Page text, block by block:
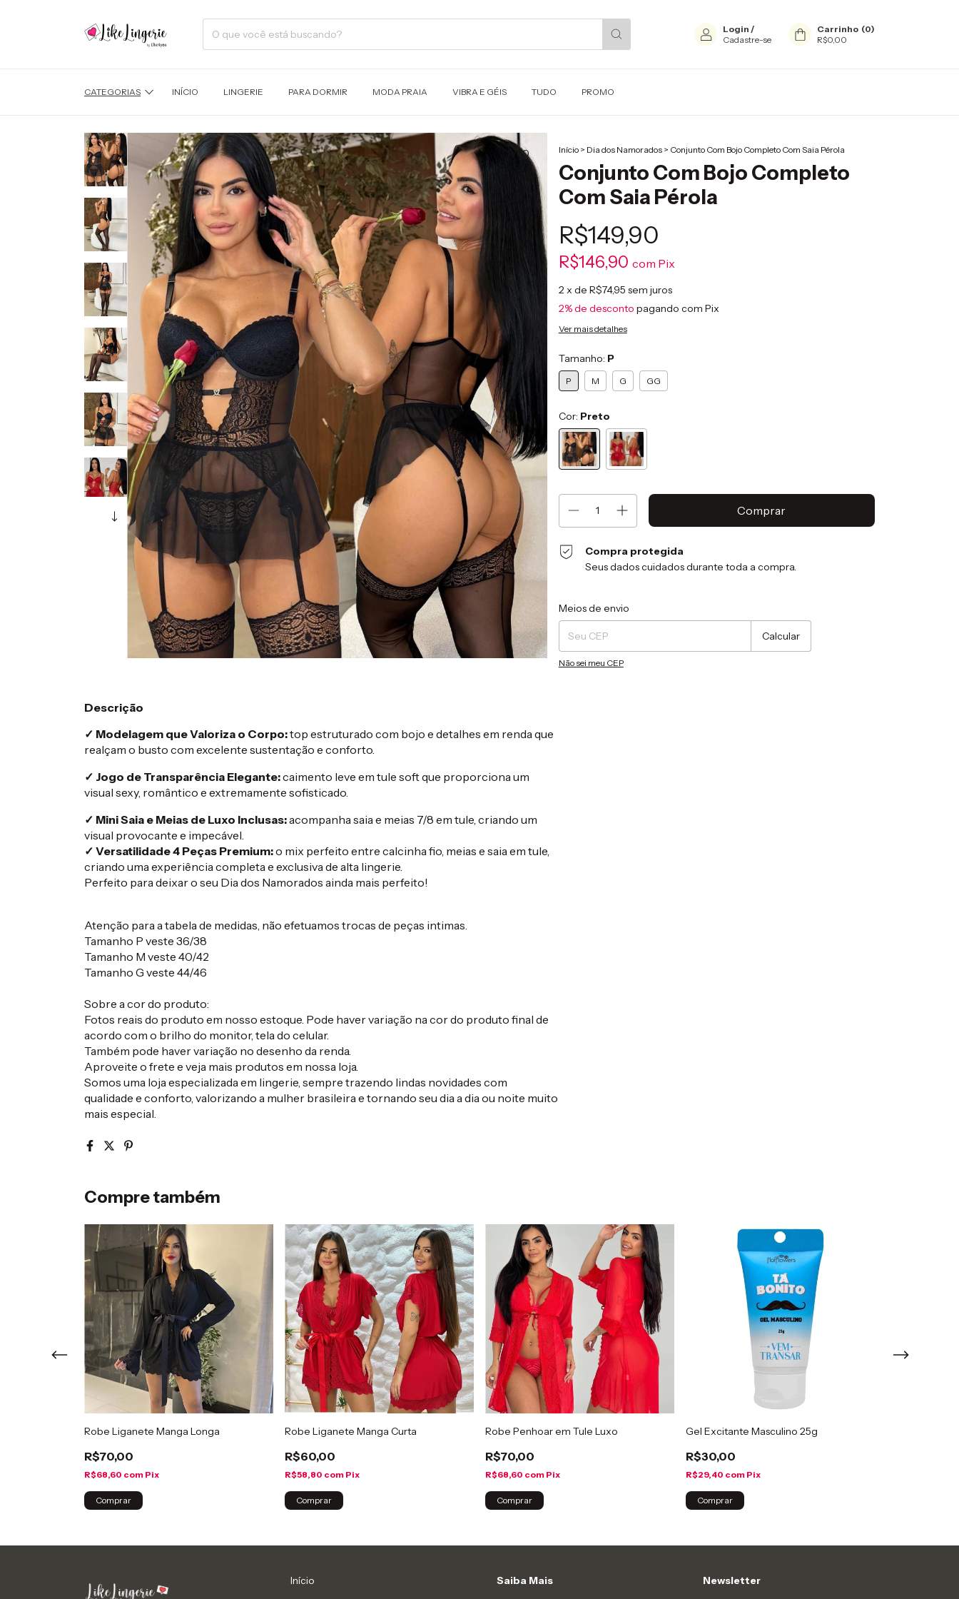
Login /
Cadastre-se
Carrinho (0)
R$0,00
CATEGORIAS INÍCIO LINGERIE PARA DORMIR MODA PRAIA VIBRA E GÉIS TUDO PROMO
/ 10 Início > Dia dos Namorados > Conjunto Com Bojo Completo Com Saia Pérola
Conjunto Com Bojo Completo
Com Saia Pérola
R$149,90
R$146,90 com Pix
2x de R$74,95 sem juros
2% de desconto pagando com Pix
Ver mais detalhes
Tamanho: P
P M G GG
Cor: Preto
Compra protegida
Seus dados cuidados durante toda a compra.
Entregas para o CEP:
Meios de envio
Calcular
Não sei meu CEP
Descrição
✓ Modelagem que Valoriza o Corpo:top estruturado com bojo e detalhes em renda que
realçam o busto com excelente sustentação e conforto.
✓ Jogo de Transparência Elegante:caimento leve em tule soft que proporciona um
visual sexy, romântico e extremamente sofisticado.
✓ Mini Saia e Meias de Luxo Inclusas:acompanha saia e meias 7/8 em tule, criando um
visual provocante e impecável.
✓ Versatilidade 4 Peças Premium:o mix perfeito entre calcinha fio, meias e saia em tule,
criando uma experiência completa e exclusiva de alta lingerie.
Perfeito para deixar o seu Dia dos Namorados ainda mais perfeito!
Atenção para a tabela de medidas, não efetuamos trocas de peças intimas.
Tamanho P veste 36/38
Tamanho M veste 40/42
Tamanho G veste 44/46
Sobre a cor do produto:
Fotos reais do produto em nosso estoque. Pode haver variação na cor do produto final de
acordo com o brilho do monitor, tela do celular.
Também pode haver variação no desenho da renda.
Aproveite o frete e veja mais produtos em nossa loja.
Somos uma loja especializada em lingerie, sempre trazendo lindas novidades com
qualidade e conforto, valorizando a mulher brasileira e tornando seu dia a dia ou noite muito
mais especial.
Compre também
Robe Liganete Manga Longa
R$70,00
R$68,60 com Pix
Comprar
Robe Liganete Manga Curta
R$60,00
R$58,80 com Pix
Comprar
Robe Penhoar em Tule Luxo
R$70,00
R$68,60 com Pix
Comprar
Gel Excitante Masculino 25g
R$30,00
R$29,40 com Pix
Início
Saiba Mais Newsletter